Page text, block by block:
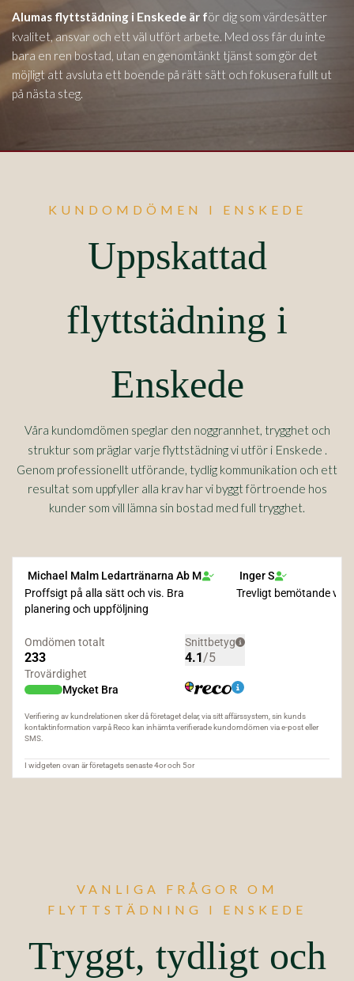
Alumas flyttstädning i Enskede är för dig som värdesätter
kvalitet, ansvar och ett väl utfört arbete. Med oss får du inte
bara en ren bostad, utan en genomtänkt tjänst som gör det
möjligt att avsluta ett boende på rätt sätt och fokusera fullt ut
på nästa steg.
KUNDOMDÖMEN I ENSKEDE
Uppskattad
flyttstädning i
Enskede
Våra kundomdömen speglar den noggrannhet, trygghet och
struktur som präglar varje flyttstädning vi utför i Enskede
Genom professionellt utförande, tydlig kommunikation och ett
resultat som uppfyller alla krav har vi byggt förtroende hos
kunder som vill lämna sin bostad med full trygghet.
VANLIGA FRÅGOR OM
FLYTTSTÄDNING I ENSKEDE
Tryggt, tydligt och